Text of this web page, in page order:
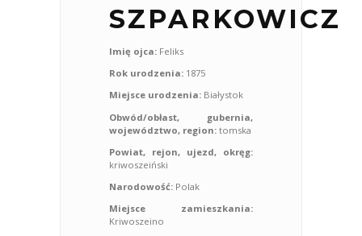
SZPARKOWICZ
Imię ojca: Feliks
Rok urodzenia: 1875
Miejsce urodzenia: Białystok
Obwód/obłast, gubernia,
województwo, region: tomska
Powiat, rejon, ujezd, okręg:
kriwoszeiński
Narodowość: Polak
Miejsce zamieszkania:
Kriwoszeino